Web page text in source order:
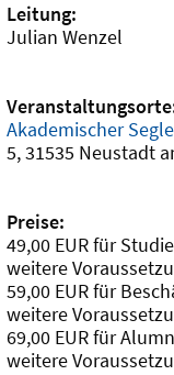
Leitung:
Julian Wenzel
Akademischer
5, 31535 Neustadt
Preise:
49,00 EUR für
weitere
59,00 EUR für
weitere
69,00 EUR für
weitere